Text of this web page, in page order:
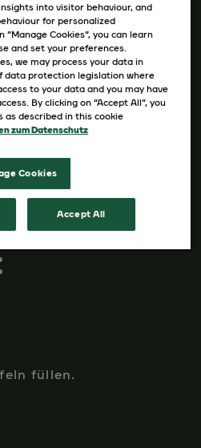
füllen.
into visitor behaviour, and
for personalized
Cookies”, you can learn
and set your preferences.
we may process your data in
data protection legislation where
to your data and you may have
By clicking on “Accept All”, you
as described in this cookie
zum Datenschutz
Cookies
Accept All